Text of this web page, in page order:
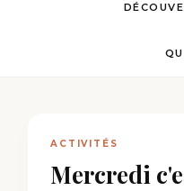
ACTIVITÉS
Mercredi